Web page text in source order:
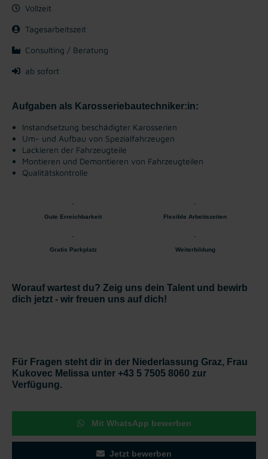
Vollzeit
Tagesarbeitszeit
Consulting / Beratung
ab sofort
Aufgaben als Karosseriebautechniker:in:
Instandsetzung beschädigter Karosserien
Um- und Aufbau von Spezialfahrzeugen
Lackieren der Fahrzeugteile
Montieren und Demontieren von Fahrzeugteilen
Qualitätskontrolle
Gute Erreichbarkeit Flexible Arbeitszeiten
Gratis Parkplatz Weiterbildung
Worauf wartest du? Zeig uns dein Talent und bewirb
dich jetzt - wir freuen uns auf dich!
Für Fragen steht dir in der Niederlassung Graz, Frau
Kukovec Melissa unter +43 5 7505 8060 zur
Verfügung.
Mit WhatsApp bewerben
Jetzt bewerben